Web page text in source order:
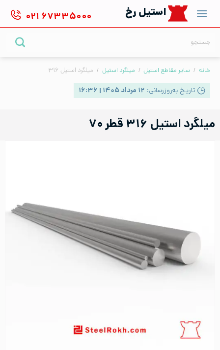
content
استیل رخ ۰۲۱ ۶۷۳۳۵۰۰۰
خانه / سایر مقاطع استیل / میلگرد استیل / میلگرد استیل ۳۱۶
تاریخ به‌روزرسانی: ۱۲ مرداد ۱۴۰۵ | ۱۶:۳۶
میلگرد استیل ۳۱۶ قطر ۷۰